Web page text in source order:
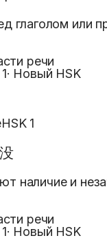
глаголом или
речи
· Новый HSK
HSK 1
наличие и
речи
· Новый HSK